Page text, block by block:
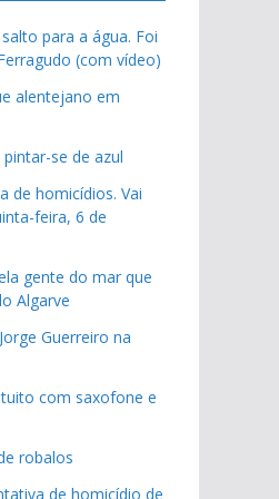
para a água. Foi
(com vídeo)
alentejano em
se de azul
de homicídios. Vai
feira, 6 de
gente do mar que
Algarve
Guerreiro na
com saxofone e
robalos
de homicídio de